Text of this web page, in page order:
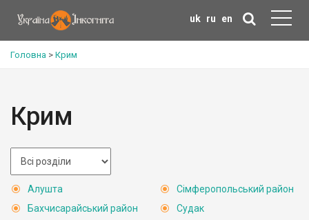
uk ru en
Головна > Крим
Крим
Алушта
Бахчисарайський район
Сімферопольський район
Судак